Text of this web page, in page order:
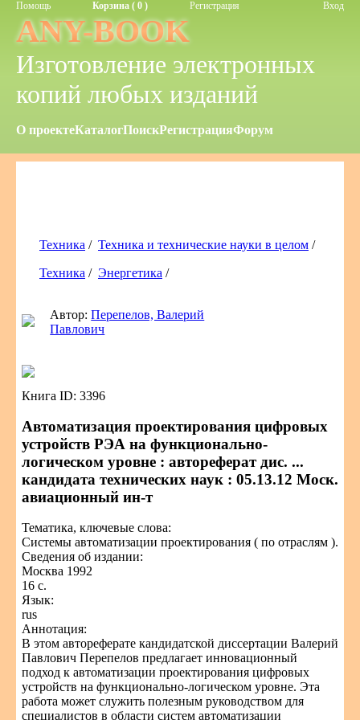
Помощь Корзина ( 0 ) Регистрация Вход
ANY-BOOK
Изготовление электронных
копий любых изданий
О проектеКаталогПоискРегистрацияФорум
Техника / Техника и технические науки в целом /
Техника / Энергетика /
Автор:Перепелов, Валерий
Павлович
Книга ID: 3396
Автоматизация проектирования цифровых
устройств РЭА на функционально-
логическом уровне : автореферат дис. ...
кандидата технических наук : 05.13.12 Моск.
авиационный ин-т
Тематика, ключевые слова:
Системы автоматизации проектирования ( по отраслям ).
Сведения об издании:
Москва 1992
16 с.
Язык:
rus
Аннотация:
В этом автореферате кандидатской диссертации Валерий
Павлович Перепелов предлагает инновационный
подход к автоматизации проектирования цифровых
устройств на функционально-логическом уровне. Эта
работа может служить полезным руководством для
специалистов в области систем автоматизации